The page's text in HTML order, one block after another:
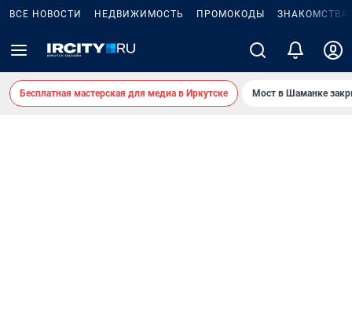
ВСЕ НОВОСТИ НЕДВИЖИМОСТЬ ПРОМОКОДЫ ЗНАКОМСТВА
Бесплатная мастерская для медиа в Иркутске Мост в Шаманке